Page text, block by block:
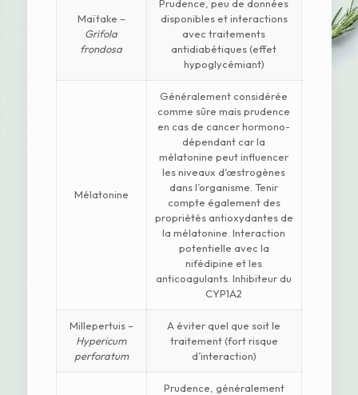
Maïtake –
Grifola
frondosa
Prudence, peu de données
disponibles et interactions
avec traitements
antidiabétiques (effet
hypoglycémiant)
Mélatonine
Généralement considérée
comme sûre mais prudence
en cas de cancer hormono-
dépendant car la
mélatonine peut influencer
les niveaux d’œstrogènes
dans l’organisme. Tenir
compte également des
propriétés antioxydantes de
la mélatonine. Interaction
potentielle avec la
nifédipine et les
anticoagulants. Inhibiteur du
CYP1A2
Millepertuis –
Hypericum
perforatum
A éviter quel que soit le
traitement (fort risque
d’interaction)
Prudence, généralement